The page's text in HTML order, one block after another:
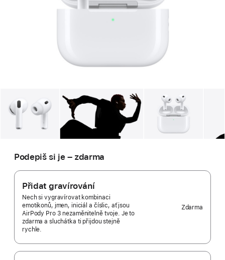
Obrázek Galerie Obrázek 2Galerie
Podepiš si je – zdarma
Přidat gravírování
Nech si vygravírovat kombinaci
emotikonů, jmen, iniciál a číslic, ať jsou
AirPody Pro 3 nezaměnitelně tvoje. Je to
zdarma a sluchátka ti přijdou stejně
rychle.
Zdarma